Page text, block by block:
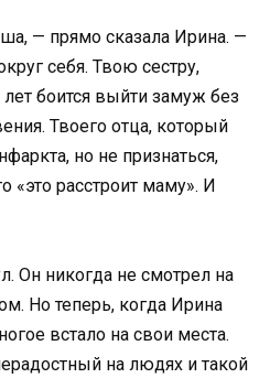
— прямо сказала Ирина. —
себя. Твою сестру,
лет боится выйти замуж без
Твоего отца, который
но не признаться,
«это расстроит маму». И
Он никогда не смотрел на
Но теперь, когда Ирина
встало на свои места.
на людях и такой